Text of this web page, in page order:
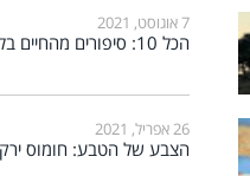
7 אוגוסט, 2021
הכל 10: סיפורים מהחיים בלי מתכונים
26 אפריל, 2021
הצבע של הטבע: חומוס